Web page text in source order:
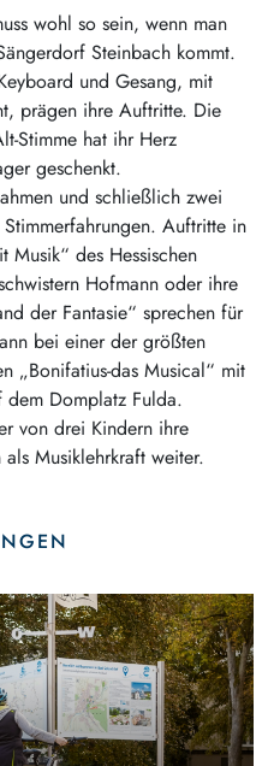
wohl so sein, wenn man
Steinbach kommt.
und Gesang, mit
prägen ihre Auftritte. Die
Stimme hat ihr Herz
geschenkt.
und schließlich zwei
Auftritte in
Musik“ des Hessischen
Hofmann oder ihre
der Fantasie“ sprechen für
bei einer der größten
„Bonifatius-das Musical“ mit
dem Domplatz Fulda.
von drei Kindern ihre
Musiklehrkraft weiter.